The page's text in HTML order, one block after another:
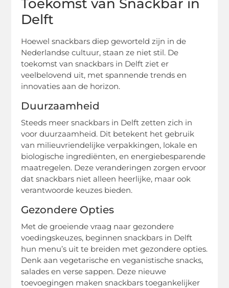
Toekomst van Snackbar in
Delft
Hoewel snackbars diep geworteld zijn in de
Nederlandse cultuur, staan ze niet stil. De
toekomst van snackbars in Delft ziet er
veelbelovend uit, met spannende trends en
innovaties aan de horizon.
Duurzaamheid
Steeds meer snackbars in Delft zetten zich in
voor duurzaamheid. Dit betekent het gebruik
van milieuvriendelijke verpakkingen, lokale en
biologische ingrediënten, en energiebesparende
maatregelen. Deze veranderingen zorgen ervoor
dat snackbars niet alleen heerlijke, maar ook
verantwoorde keuzes bieden.
Gezondere Opties
Met de groeiende vraag naar gezondere
voedingskeuzes, beginnen snackbars in Delft
hun menu’s uit te breiden met gezondere opties.
Denk aan vegetarische en veganistische snacks,
salades en verse sappen. Deze nieuwe
toevoegingen maken snackbars toegankelijker